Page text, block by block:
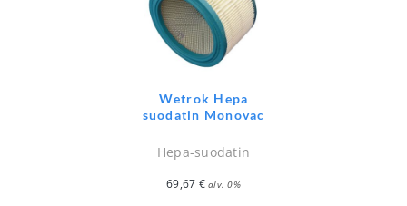
Wetrok Hepa
suodatin Monovac
Hepa-suodatin
69,67 € alv. 0%